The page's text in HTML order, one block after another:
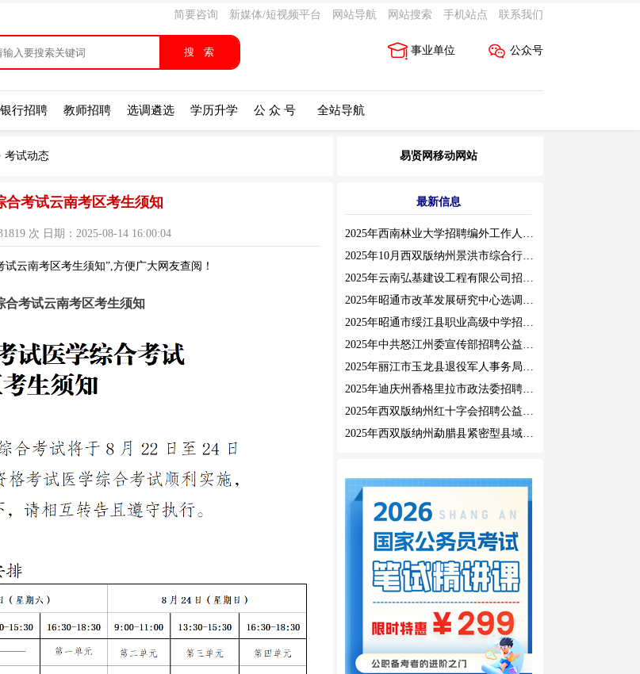
简要咨询 新媒体/短视频平台 网站导航 网站搜索 手机站点 联系我们
公众号
事业单位
银行招聘 教师招聘 选调遴选 学历升学 公 众 号 全站导航
考试动态
合考试云南考区考生须知
次 日期：2025-08-14 16:00:04
云南考区考生须知”,方便广大网友查阅！
合考试云南考区考生须知
易贤网移动网站
最新信息
2025年西南林业大学招聘编外工作人员公告（三）
2025年10月西双版纳州景洪市综合行政执法局招聘人员公告
2025年云南弘基建设工程有限公司招聘公告
2025年昭通市改革发展研究中心选调工作人员职业素质测评通告
2025年昭通市绥江县职业高级中学招聘编外紧缺临聘数学教师公告
2025年中共怒江州委宣传部招聘公益性岗位公告
2025年丽江市玉龙县退役军人事务局公益性岗位招聘公告
2025年迪庆州香格里拉市政法委招聘公益性岗位公告
2025年西双版纳州红十字会招聘公益性岗位人员公告
2025年西双版纳州勐腊县紧密型县域医共体招聘编外人员公告